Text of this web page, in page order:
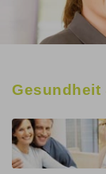
Gesundheit